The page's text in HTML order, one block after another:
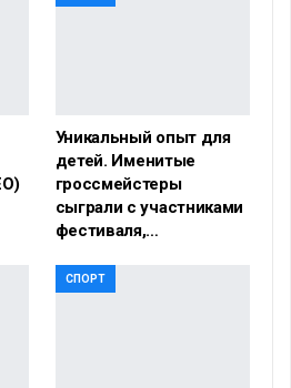
Уникальный опыт для
детей. Именитые
гроссмейстеры
сыграли с участниками
фестиваля,…
СПОРТ